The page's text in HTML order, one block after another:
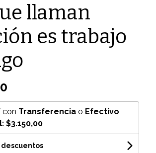
llaman
es trabajo
con Transferenciao Efectivo
$3.150,00
descuentos